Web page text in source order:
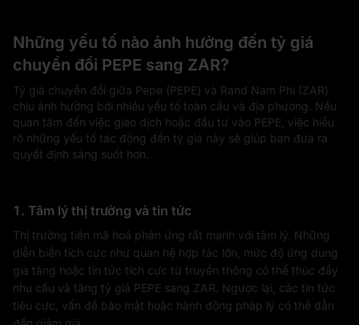
Những yếu tố nào ảnh hưởng đến tỷ giá
chuyển đổi PEPE sang ZAR?
Tỷ giá chuyển đổi giữa Pepe (PEPE) và Rand Nam Phi (ZAR)
chịu ảnh hưởng bởi nhiều yếu tố toàn cầu và địa phương. Nếu
quan tâm đến việc giao dịch hoặc đầu tư vào PEPE, việc hiểu
rõ những yếu tố tác động đến tỷ giá này sẽ giúp bạn đưa ra
quyết định sáng suốt hơn.
1. Tâm lý thị trường và tin tức
Thị trường tiền mã hoá phản ứng rất mạnh với tâm lý. Những
diễn biến tích cực như quan hệ hợp tác lớn, mức độ ứng dụng
gia tăng hoặc tin tức tích cực từ truyền thông có thể thúc đẩy
nhu cầu và tăng tỷ giá PEPE sang ZAR. Ngược lại, các tin tức
tiêu cực, vấn đề bảo mật hoặc hành động pháp lý có thể dẫn